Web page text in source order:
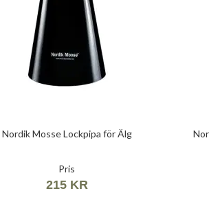
Nordik Mosse Lockpipa för Älg
Pris
215 KR